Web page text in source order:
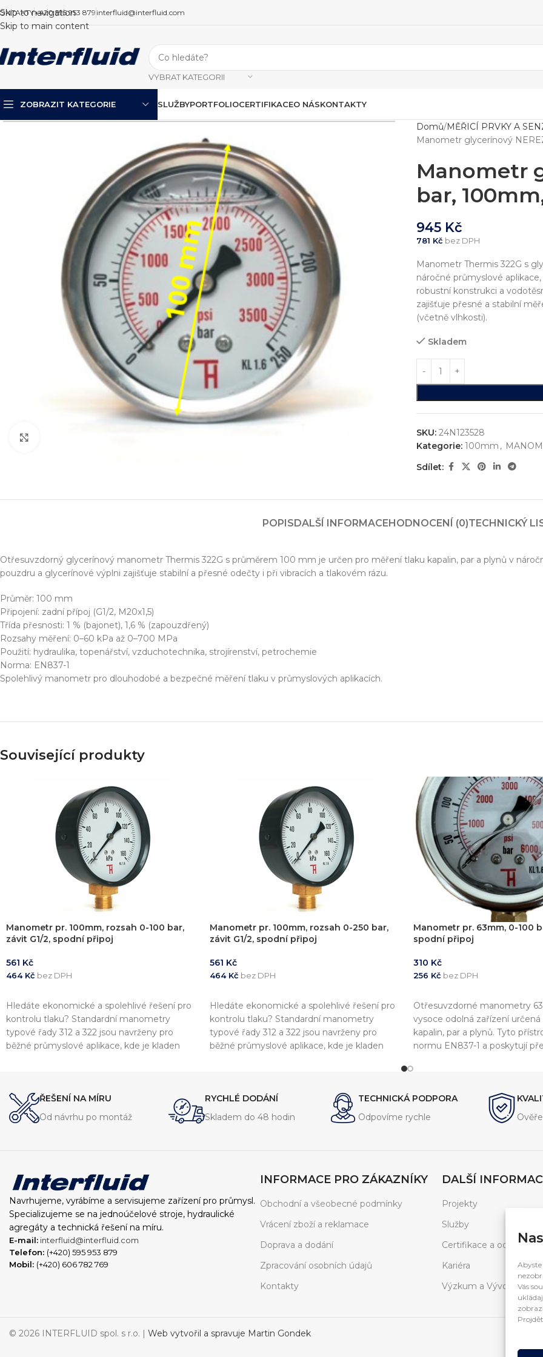
Vás
Skip to navigation
Skip to main content
+420 595 953 879 interfluid@interfluid.com
VYBRAT KATEGORII
ZOBRAZIT KATEGORIE SLUŽBY
Technická dokumentace
Konstrukce stroje
Dodávka řešení na klíč
20+ let zkušeností v oboru
PORTFOLIOCERTIFIKACEO NÁSKONTAKTY
Domů MĚŘICÍ PRVKY A
Manometr glycerínový
Manometr
bar,
945 Kč
781 Kč bez DPH
Manometr Thermis 322G s
náročné průmyslové
robustní konstrukci a
zajišťuje přesné a stabilní
(včetně vlhkosti).
Skladem
SKU: 24N123528
Kategorie: 100mm ,
Sdílet:
POPISDALŠÍ INFORMACEHODNOCENÍ (0)TECHNICKÝ
Otřesuvzdorný glycerínový manometr Thermis 322G s průměrem 100 mm je určen pro měření tlaku kapalin, par a plynů v
pouzdru a glycerínové výplni zajišťuje stabilní a přesné odečty i při vibracích a tlakovém rázu.
Průměr: 100 mm
Připojení: zadní přípoj (G1/2, M20x1,5)
Třída přesnosti: 1 % (bajonet), 1,6 % (zapouzdřený)
Rozsahy měření: 0–60 kPa až 0–700 MPa
Použití: hydraulika, topenářství, vzduchotechnika, strojírenství, petrochemie
Norma: EN837-1
Spolehlivý manometr pro dlouhodobé a bezpečné měření tlaku v průmyslových aplikacích.
Související produkty
Manometr pr. 100mm, rozsah 0-100 bar,
závit G1/2, spodní připoj
561 Kč
464 Kč bez DPH
Hledáte ekonomické a spolehlivé řešení pro
kontrolu tlaku? Standardní manometry
typové řady 312 a 322 jsou navrženy pro
běžné průmyslové aplikace, kde je kladen
Manometr pr. 100mm, rozsah 0-250 bar,
závit G1/2, spodní připoj
561 Kč
464 Kč bez DPH
Hledáte ekonomické a spolehlivé řešení pro
kontrolu tlaku? Standardní manometry
typové řady 312 a 322 jsou navrženy pro
běžné průmyslové aplikace, kde je kladen
Manometr pr. 63mm, 0-100
spodní připoj
310 Kč
256 Kč bez DPH
Otřesuvzdorné manometry
vysoce odolná zařízení
kapalin, par a plynů. Tyto
normu EN837-1 a poskytují
ŘEŠENÍ NA MÍRU
Od návrhu po montáž
RYCHLÉ DODÁNÍ
Skladem do 48 hodin
TECHNICKÁ PODPORA
Odpovíme rychle
Navrhujeme, vyrábíme a servisujeme zařízení pro průmysl.
Specializujeme se na jednoúčelové stroje, hydraulické
agregáty a technická řešení na míru.
E-mail: interfluid@interfluid.com
Telefon: (+420) 595 953 879
Mobil: (+420) 606 782 769
INFORMACE PRO ZÁKAZNÍKY
Obchodní a všeobecné podmínky
Vrácení zboží a reklamace
Doprava a dodání
Zpracování osobních údajů
Kontakty
DALŠÍ
Projekty
Služby
Certifikace a ocenění
Kariéra
Výzkum a Vývoj
© 2026 INTERFLUID spol. s r.o. | Web vytvořil a spravuje Martin Gondek